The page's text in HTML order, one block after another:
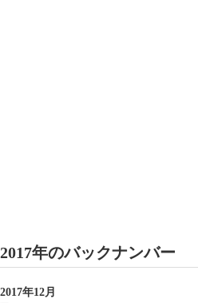
2017年のバックナンバー
2017年12月